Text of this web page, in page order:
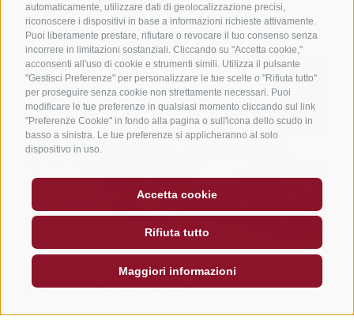
automaticamente, utilizzare dati di geolocalizzazione precisi,
riconoscere i dispositivi in base a informazioni richieste attivamente.
Puoi liberamente prestare, rifiutare o revocare il tuo consenso senza
incorrere in limitazioni sostanziali. Cliccando su "Accetta cookie,"
acconsenti all'uso di cookie e strumenti simili. Utilizza il pulsante
"Gestisci Preferenze" per personalizzare le tue scelte o "Rifiuta tutto"
per proseguire senza cookie non strettamente necessari. Puoi
modificare le tue preferenze in qualsiasi momento cliccando sul link
"Preferenze Cookie" in fondo alla pagina o sull'icona dello scudo in
basso a sinistra. Le tue preferenze si applicheranno al solo
dispositivo in uso.
Accetta cookie
Rifiuta tutto
Maggiori informazioni
Ski Pustertal Express